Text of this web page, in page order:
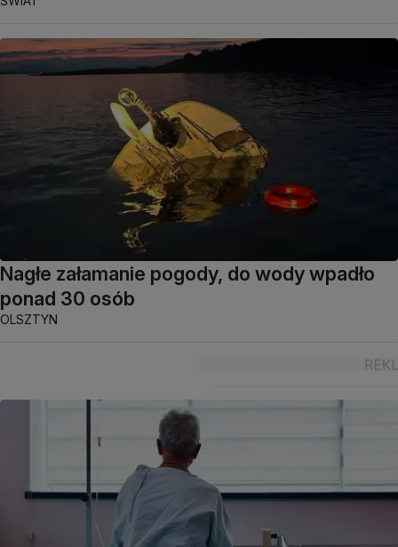
Nagłe załamanie pogody, do wody wpadło
ponad 30 osób
OLSZTYN